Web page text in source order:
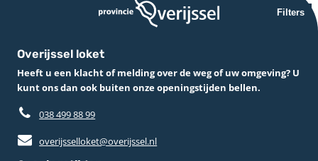
Filters
Overijssel loket
Heeft u een klacht of melding over de weg of uw omgeving? U
kunt ons dan ook buiten onze openingstijden bellen.
038 499 88 99
overijsselloket@overijssel.nl